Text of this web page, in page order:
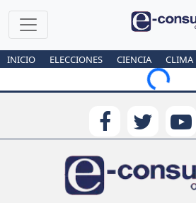
INICIO ELECCIONES CIENCIA CLIMA
Loading...